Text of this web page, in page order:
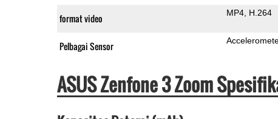
format video MP4 H.264
Pelbagai Sensor
ASUS Zenfone 3 Zoom